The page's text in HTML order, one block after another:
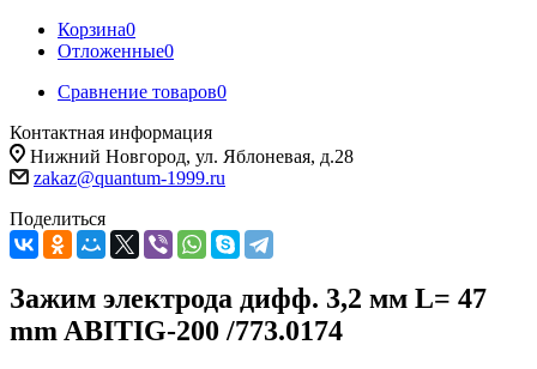
Корзина0
Отложенные0
Сравнение товаров0
Контактная информация
Нижний Новгород, ул. Яблоневая, д.28
zakaz@quantum-1999.ru
Поделиться
Зажим электрода дифф. 3,2 мм L= 47
mm ABITIG-200 /773.0174